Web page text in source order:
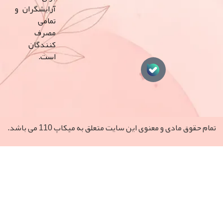
آرایشگران و
تمامی
مصرف
کنندگان
است.
و معنوی این سایت متعلق به میکاپ 110 می‌ باشد.